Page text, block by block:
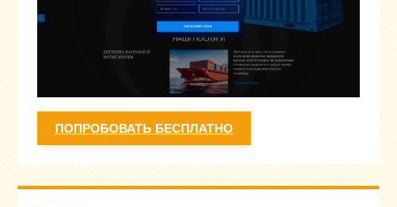
ПОПРОБОВАТЬ БЕСПЛАТНО